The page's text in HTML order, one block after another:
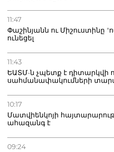
11:47
Փաշինյանն ու Միշուստինը
ունեցել
11:43
ԵԱՏՄ-ն չպետք է դիտարկվի
սահմանափակումների
10:17
Մատվիենկոյի
ահազանգ է
09:24